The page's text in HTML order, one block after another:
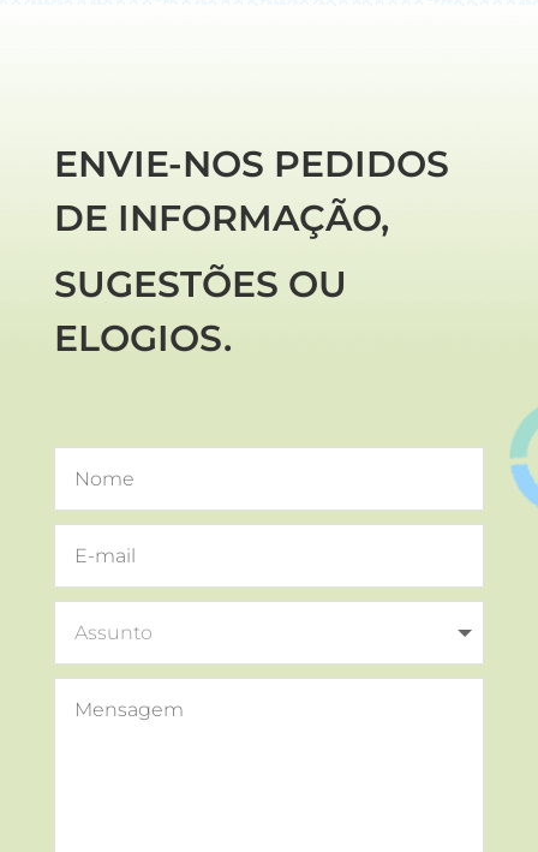
ENVIE-NOS PEDIDOS
DE INFORMAÇÃO,
SUGESTÕES OU
ELOGIOS.